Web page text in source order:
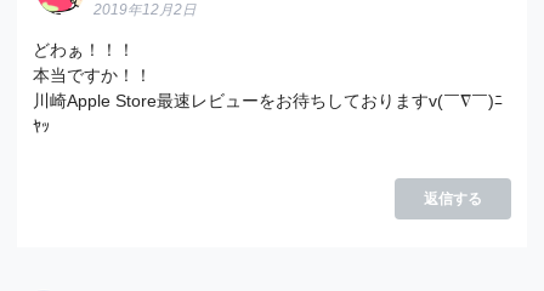
2019年12月2日
どわぁ！！！
本当ですか！！
川崎Apple Store最速レビューをお待ちしておりますv(￣∇￣)ﾆ
ﾔｯ
返信する